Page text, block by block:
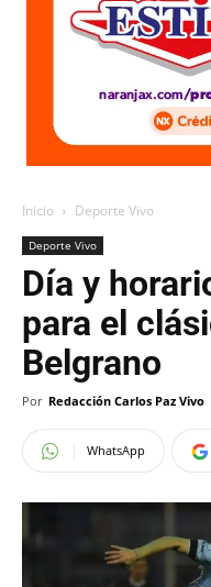
Inicio Deporte Vivo
Deporte Vivo
Día y
para el
Belgrano
Por Redacción Carlos Paz Vivo
WhatsApp